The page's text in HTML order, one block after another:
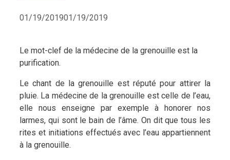
01/19/201901/19/2019
Le mot-clef de la médecine de la grenouille est la
purification.
Le chant de la grenouille est réputé pour attirer la
pluie. La médecine de la grenouille est celle de l’eau,
elle nous enseigne par exemple à honorer nos
larmes, qui sont le bain de l’âme. On dit que tous les
rites et initiations effectués avec l’eau appartiennent
à la grenouille.